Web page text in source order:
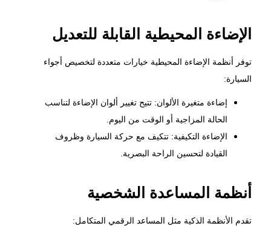
الإضاءة المحيطية القابلة للتعديل
توفر أنظمة الإضاءة المحيطية خيارات متعددة لتخصيص أجواء
السيارة:
إضاءة متغيرة الألوان: تتيح تغيير ألوان الإضاءة لتناسب
الحالة المزاجية أو الوقت من اليوم.
الإضاءة التكيفية: تتكيف مع حركة السيارة وظروف
القيادة لتحسين الراحة البصرية.
أنظمة المساعدة الشخصية
تقدم الأنظمة الذكية مثل المساعد الرقمي المتكامل: